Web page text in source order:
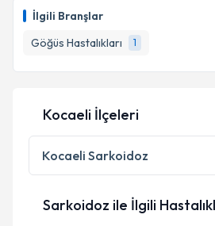
İlgili Branşlar
Göğüs Hastalıkları
1
takvim hazırlandığında e-posta
E-posta Adresiniz
Kişisel verilerimin
Metni
'ni okudum ve kişisel
kapsamda işlenmesini kabul
Takvim Talebini
Kocaeli İlçeleri
Kocaeli Sarkoidoz
Sarkoidoz ile İlgili